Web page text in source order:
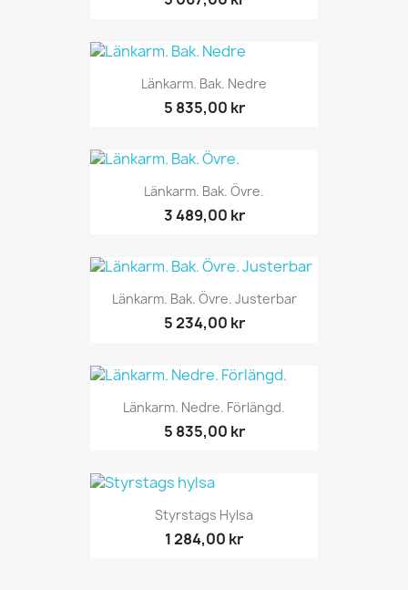
Länkarm. Bak. Nedre
5 835,00 kr
Länkarm. Bak. Övre.
3 489,00 kr
Länkarm. Bak. Övre. Justerbar
5 234,00 kr
Länkarm. Nedre. Förlängd.
5 835,00 kr
Styrstags Hylsa
1 284,00 kr